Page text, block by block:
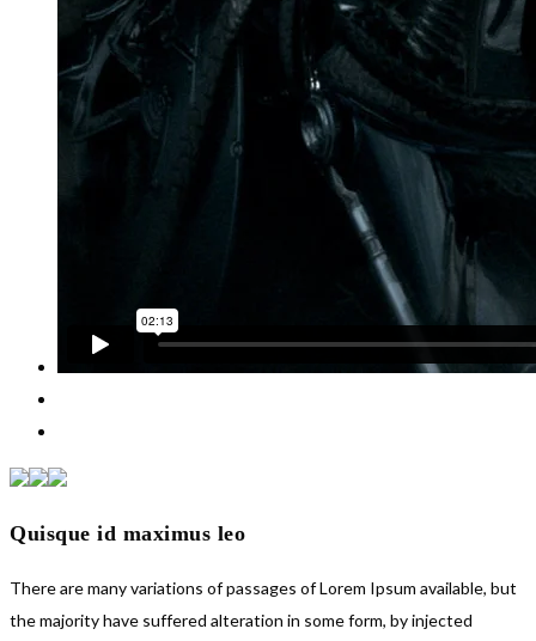
Quisque id maximus leo
There are many variations of passages of Lorem Ipsum available, but
the majority have suffered alteration in some form, by injected